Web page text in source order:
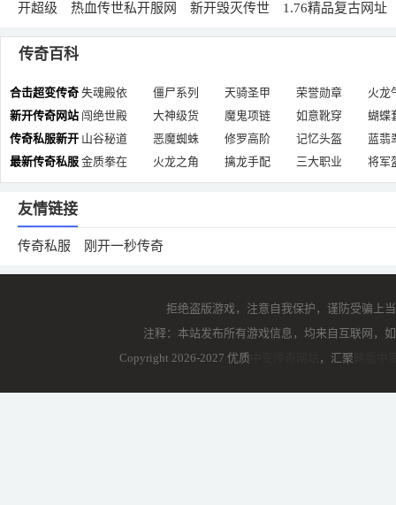
开超级
热血传世私开服网 新开毁灭传世 1.76精品复古网址
传奇百科
合击超变传奇
网
失魂殿依 僵尸系列 天骑圣甲 荣誉勋章
火龙
新开传奇网站 闯绝世殿 大神级货 魔鬼项链 如意靴穿
蝴蝶
传奇私服新开 山谷秘道 恶魔蜘蛛 修罗高阶 记忆头盔
蓝翡
最新传奇私服 金质拳在 火龙之角 擒龙手配 三大职业 将军
友情链接
传奇私服 刚开一秒传奇
拒绝盗版游戏，注意自我保护，谨防受骗上
注释：本站发布所有游戏信息，均来自互联网，
Copyright 2026-2027 优质
，汇聚